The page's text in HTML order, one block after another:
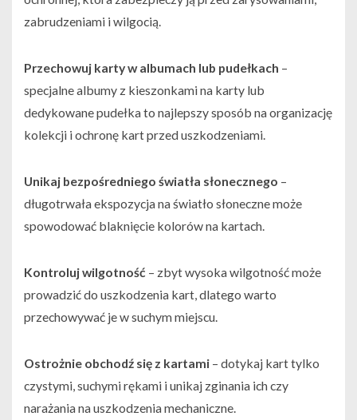
zabrudzeniami i wilgocią.
Przechowuj karty w albumach lub pudełkach –
specjalne albumy z kieszonkami na karty lub
dedykowane pudełka to najlepszy sposób na organizację
kolekcji i ochronę kart przed uszkodzeniami.
Unikaj bezpośredniego światła słonecznego –
długotrwała ekspozycja na światło słoneczne może
spowodować blaknięcie kolorów na kartach.
Kontroluj wilgotność – zbyt wysoka wilgotność może
prowadzić do uszkodzenia kart, dlatego warto
przechowywać je w suchym miejscu.
Ostrożnie obchodź się z kartami – dotykaj kart tylko
czystymi, suchymi rękami i unikaj zginania ich czy
narażania na uszkodzenia mechaniczne.